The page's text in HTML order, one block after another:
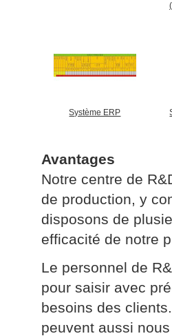
Système ERP
Avantages
Notre centre de
de production, y
disposons de
efficacité de notre
Le personnel de
pour saisir avec
besoins des
peuvent aussi